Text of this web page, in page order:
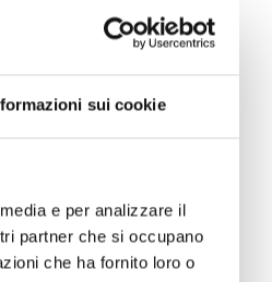
sui cookie
e per analizzare il
partner che si occupano
che ha fornito loro o